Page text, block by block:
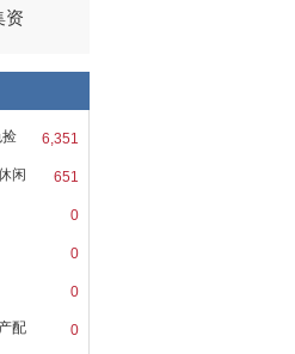
资
6,351
捡
651
闲
0
0
0
0
配